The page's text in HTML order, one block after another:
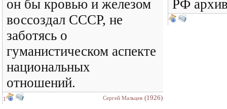
он бы кровью и железом
воссоздал СССР, не
заботясь о
гуманистическом аспекте
национальных
отношений.
1 Сергей Мальцев (1926)
РФ